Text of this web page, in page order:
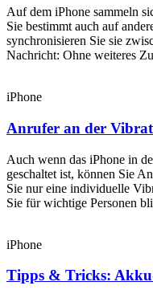
Auf dem iPhone sammeln
Sie bestimmt auch auf
synchronisieren Sie sie
Nachricht: Ohne weiteres
iPhone
Anrufer an der
Auch wenn das iPhone in
geschaltet ist, können Sie
Sie nur eine individuelle
Sie für wichtige Personen
iPhone
Tipps & Tricks: